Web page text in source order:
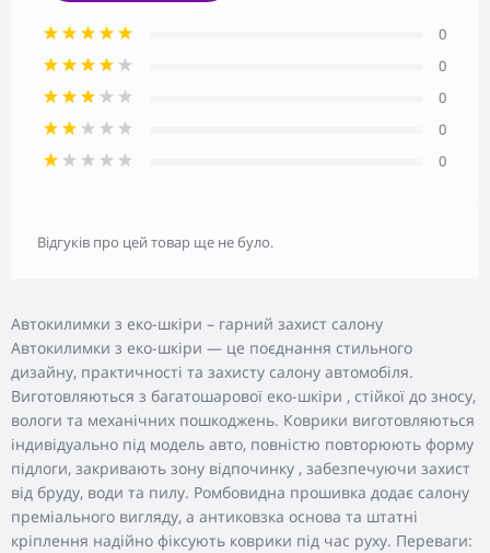
Автокилимки з еко-шкіри – гарний захист салону
Автокилимки з еко-шкіри — це поєднання стильного
дизайну, практичності та захисту салону автомобіля.
Виготовляються з багатошарової еко-шкіри , стійкої до зносу,
вологи та механічних пошкоджень. Коврики виготовляються
індивідуально під модель авто, повністю повторюють форму
підлоги, закривають зону відпочинку , забезпечуючи захист
від бруду, води та пилу. Ромбовидна прошивка додає салону
преміального вигляду, а антиковзка основа та штатні
кріплення надійно фіксують коврики під час руху. Переваги:
0
0
0
0
0
Відгуків про цей товар ще не було.